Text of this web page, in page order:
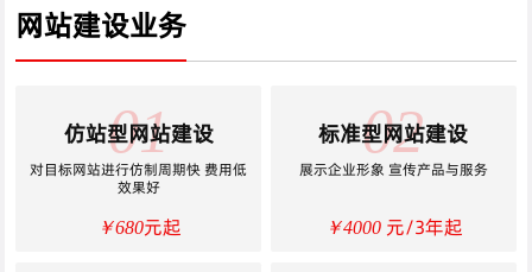
网站建设业务
01
仿站型网站建设
对目标网站进行仿制周期快 费用低
效果好
￥680元起
02
标准型网站建设
展示企业形象 宣传产品与服务
￥4000元/3年起